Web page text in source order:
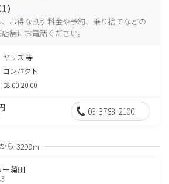
お得な割引料金や予約、乗り捨てなどの
舗にお電話ください。
ヤリス 等
コンパクト
08:00-20:00
03-3783-2100
ら 3299m
ー蒲田